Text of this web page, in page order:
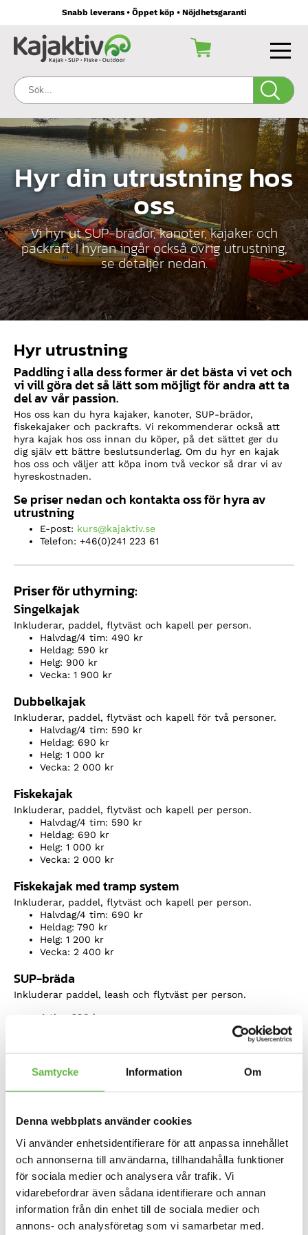
Samtycke Information Om
Denna webbplats använder cookies
Vi använder enhetsidentifierare för att anpassa innehållet
och annonserna till användarna, tillhandahålla funktioner
för sociala medier och analysera vår trafik. Vi
vidarebefordrar även sådana identifierare och annan
information från din enhet till de sociala medier och
annons- och analysföretag som vi samarbetar med.
Snabb leverans • Öppet köp • Nöjdhetsgaranti
Sök:
Hyr din utrustning hos
oss
Vi hyr ut SUP-brädor, kanoter, kajaker och
packraft. I hyran ingår också övrig utrustning,
se detaljer nedan.
Hyr utrustning
Paddling i alla dess former är det bästa vi vet och
vi vill göra det så lätt som möjligt för andra att ta
del av vår passion.
Hos oss kan du hyra kajaker, kanoter, SUP-brädor,
fiskekajaker och packrafts. Vi rekommenderar också att
hyra kajak hos oss innan du köper, på det sättet ger du
dig själv ett bättre beslutsunderlag. Om du hyr en kajak
hos oss och väljer att köpa inom två veckor så drar vi av
hyreskostnaden.
Se priser nedan och kontakta oss för hyra av
utrustning
E-post: kurs@kajaktiv.se
Telefon: +46(0)241 223 61
Priser för uthyrning:
Singelkajak
Inkluderar, paddel, flytväst och kapell per person.
Halvdag/4 tim: 490 kr
Heldag: 590 kr
Helg: 900 kr
Vecka: 1 900 kr
Dubbelkajak
Inkluderar, paddel, flytväst och kapell för två personer.
Halvdag/4 tim: 590 kr
Heldag: 690 kr
Helg: 1 000 kr
Vecka: 2 000 kr
Fiskekajak
Inkluderar, paddel, flytväst och kapell per person.
Halvdag/4 tim: 590 kr
Heldag: 690 kr
Helg: 1 000 kr
Vecka: 2 000 kr
Fiskekajak med tramp system
Inkluderar, paddel, flytväst och kapell per person.
Halvdag/4 tim: 690 kr
Heldag: 790 kr
Helg: 1 200 kr
Vecka: 2 400 kr
SUP-bräda
Inkluderar paddel, leash och flytväst per person.
4 tim: 290 kr
Vecka: 1 800 kr
Kanadensare
Halvdag/4 tim: 490 kr
Helg: 900 kr
Vecka: 1 900 kr
Packraft
Inkluderar paddel och flytväst per person. Även kapell och
4-delad paddel för den som behöver det.
OBS!För att hyra en packraft av oss behöver ni ha gått